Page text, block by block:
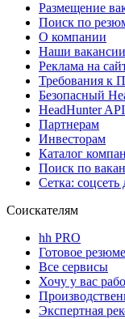
Размещение
Поиск по
О компании
Наши вакансии
Реклама на
Требования к
Безопасный
HeadHunter API
Партнерам
Инвесторам
Каталог
Поиск по
Сетка: соцсеть
Соискателям
hh PRO
Готовое резюме
Все сервисы
Хочу у вас
Экспертная